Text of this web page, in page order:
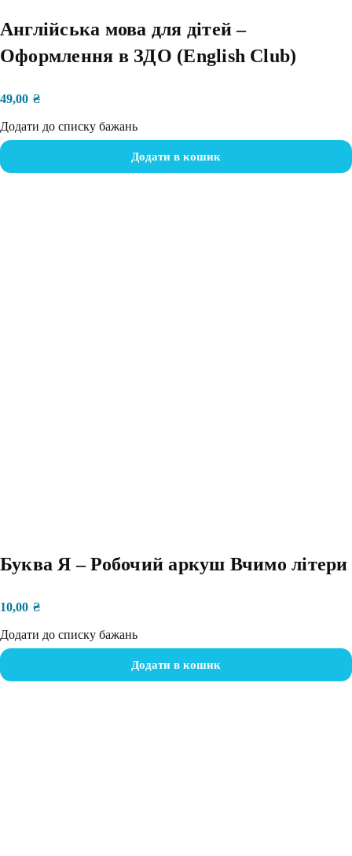
Англійська мова для дітей –
Оформлення в ЗДО (English Club)
49,00 ₴
Додати до списку бажань
Додати в кошик
Буква Я – Робочий аркуш Вчимо літери
10,00 ₴
Додати до списку бажань
Додати в кошик